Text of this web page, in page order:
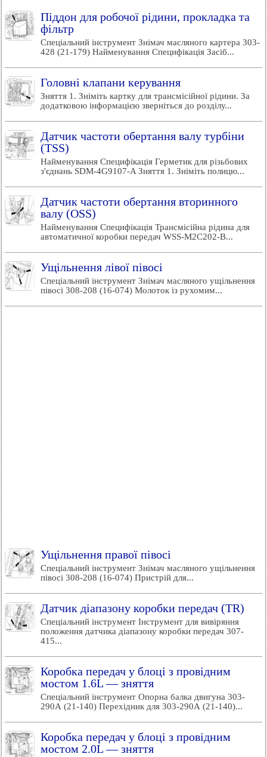
Піддон для робочої рідини, прокладка та
фільтр
Спеціальний інструмент Знімач масляного картера 303-
428 (21-179) Найменування Специфікація Засіб...
Головні клапани керування
Зняття 1. Зніміть картку для трансмісійної рідини. За
додатковою інформацією зверніться до розділу...
Датчик частоти обертання валу турбіни
(TSS)
Найменування Специфікація Герметик для різьбових
з'єднань SDM-4G9107-A Зняття 1. Зніміть полицю...
Датчик частоти обертання вторинного
валу (OSS)
Найменування Специфікація Трансмісійна рідина для
автоматичної коробки передач WSS-M2C202-B...
Ущільнення лівої півосі
Спеціальний інструмент Знімач масляного ущільнення
півосі 308-208 (16-074) Молоток із рухомим...
Ущільнення правої півосі
Спеціальний інструмент Знімач масляного ущільнення
півосі 308-208 (16-074) Пристрій для...
Датчик діапазону коробки передач (TR)
Спеціальний інструмент Інструмент для вивіряння
положення датчика діапазону коробки передач 307-
415...
Коробка передач у блоці з провідним
мостом 1.6L — зняття
Спеціальний інструмент Опорна балка двигуна 303-
290А (21-140) Перехідник для 303-290А (21-140)...
Коробка передач у блоці з провідним
мостом 2.0L — зняття